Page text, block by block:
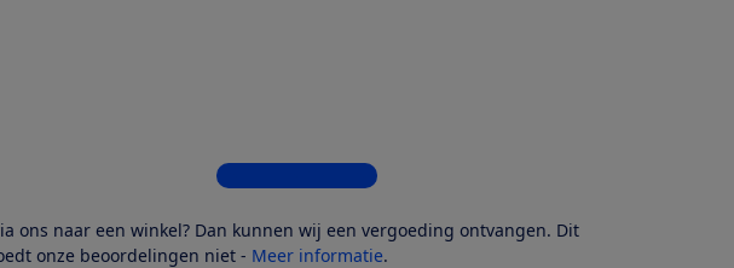
Bekijk alle 4 winkels
ons naar een winkel? Dan kunnen wij een vergoeding ontvangen. Dit
onze beoordelingen niet - Meer informatie.